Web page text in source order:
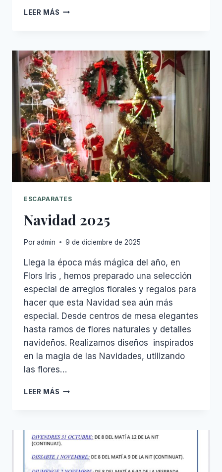
LEER MÁS SAN
ESCAPARATES
Navidad 2025
Poradmin 9 de diciembre de 2025
Llega la época más mágica del año, en
Flors Iris , hemos preparado una selección
especial de arreglos florales y regalos para
hacer que esta Navidad sea aún más
especial. Desde centros de mesa elegantes
hasta ramos de flores naturales y detalles
navideños. Realizamos diseños inspirados
en la magia de las Navidades, utilizando
las flores…
LEER MÁS NAVIDAD